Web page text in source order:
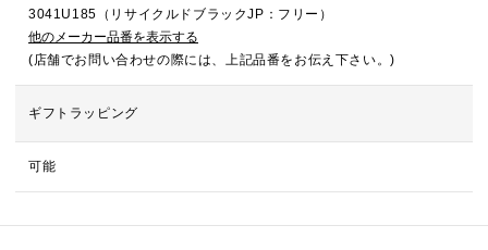
3041U185（リサイクルドブラックJP：フリー）
他のメーカー品番を表示する
(店舗でお問い合わせの際には、上記品番をお伝え下さい。)
ギフトラッピング
可能